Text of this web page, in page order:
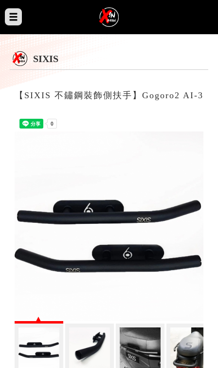
SIXIS
【SIXIS 不鏽鋼裝飾側扶手】Gogoro2 AI-3